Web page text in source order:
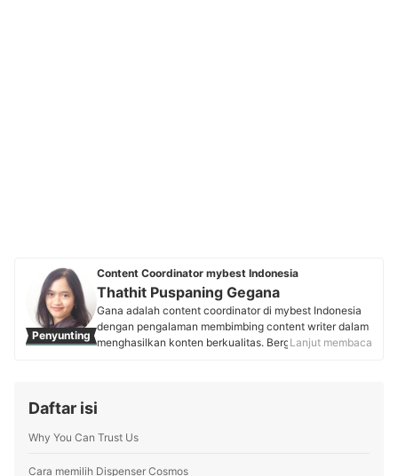
Penyunting
Content Coordinator mybest Indonesia
Thathit Puspaning Gegana
Gana adalah content coordinator di mybest Indonesia
dengan pengalaman membimbing content writer dalam
menghasilkan konten berkualitas. Bergabung di mybest
memastikan lebih dari 200 produk dalam database
kebutuhan pengguna.
Lanjut membaca
Daftar isi
Why You Can Trust Us
Cara memilih Dispenser Cosmos